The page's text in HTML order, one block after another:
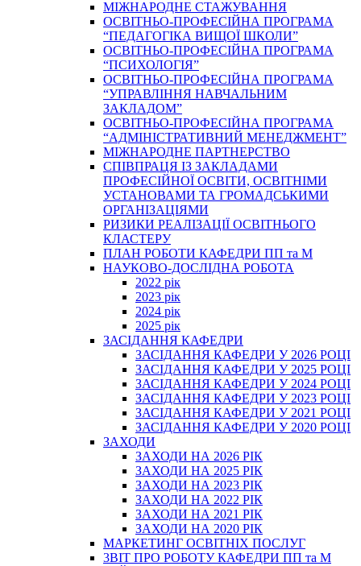
МІЖНАРОДНЕ СТАЖУВАННЯ
ОСВІТНЬО-ПРОФЕСІЙНА ПРОГРАМА
“ПЕДАГОГІКА ВИЩОЇ ШКОЛИ”
ОСВІТНЬО-ПРОФЕСІЙНА ПРОГРАМА
“ПСИХОЛОГІЯ”
ОСВІТНЬО-ПРОФЕСІЙНА ПРОГРАМА
“УПРАВЛІННЯ НАВЧАЛЬНИМ
ЗАКЛАДОМ”
ОСВІТНЬО-ПРОФЕСІЙНА ПРОГРАМА
“АДМІНІСТРАТИВНИЙ МЕНЕДЖМЕНТ”
МІЖНАРОДНЕ ПАРТНЕРСТВО
СПІВПРАЦЯ ІЗ ЗАКЛАДАМИ
ПРОФЕСІЙНОЇ ОСВІТИ, ОСВІТНІМИ
УСТАНОВАМИ ТА ГРОМАДСЬКИМИ
ОРГАНІЗАЦІЯМИ
РИЗИКИ РЕАЛІЗАЦІЇ ОСВІТНЬОГО
КЛАСТЕРУ
ПЛАН РОБОТИ КАФЕДРИ ПП та М
НАУКОВО-ДОСЛІДНА РОБОТА
2022 рік
2023 рік
2024 рік
2025 рік
ЗАСІДАННЯ КАФЕДРИ
ЗАСІДАННЯ КАФЕДРИ У 2026 РОЦІ
ЗАСІДАННЯ КАФЕДРИ У 2025 РОЦІ
ЗАСІДАННЯ КАФЕДРИ У 2024 РОЦІ
ЗАСІДАННЯ КАФЕДРИ У 2023 РОЦІ
ЗАСІДАННЯ КАФЕДРИ У 2021 РОЦІ
ЗАСІДАННЯ КАФЕДРИ У 2020 РОЦІ
ЗАХОДИ
ЗАХОДИ НА 2026 РІК
ЗАХОДИ НА 2025 РІК
ЗАХОДИ НА 2023 РІК
ЗАХОДИ НА 2022 РІК
ЗАХОДИ НА 2021 РІК
ЗАХОДИ НА 2020 РІК
МАРКЕТИНГ ОСВІТНІХ ПОСЛУГ
3BIT ПРО РОБОТУ КАФЕДРИ ПП та М